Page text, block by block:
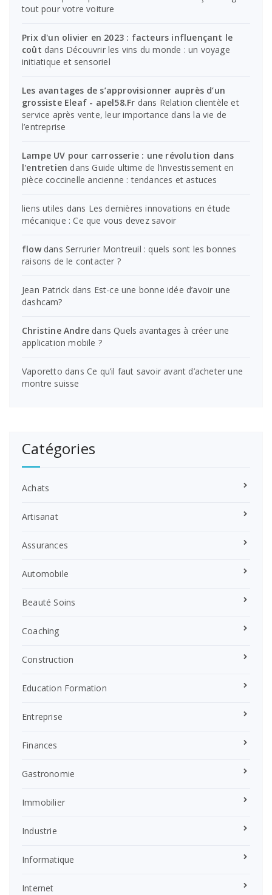
tout pour votre voiture
Prix d'un olivier en 2023 : facteurs influençant le
coût dans Découvrir les vins du monde : un voyage
initiatique et sensoriel
Les avantages de s’approvisionner auprès d’un
grossiste Eleaf - apel58.Fr dans Relation clientèle et
service après vente, leur importance dans la vie de
l’entreprise
Lampe UV pour carrosserie : une révolution dans
l'entretien dans Guide ultime de l’investissement en
pièce coccinelle ancienne : tendances et astuces
liens utiles dans Les dernières innovations en étude
mécanique : Ce que vous devez savoir
flowdans Serrurier Montreuil : quels sont les bonnes
raisons de le contacter ?
Jean Patrick dans Est-ce une bonne idée d’avoir une
dashcam?
Christine Andre dansQuels avantages à créer une
application mobile ?
Vaporetto dansCe qu’il faut savoir avant d’acheter une
montre suisse
Catégories
Achats
Artisanat
Assurances
Automobile
Beauté Soins
Coaching
Construction
Education Formation
Entreprise
Finances
Gastronomie
Immobilier
Industrie
Informatique
Internet